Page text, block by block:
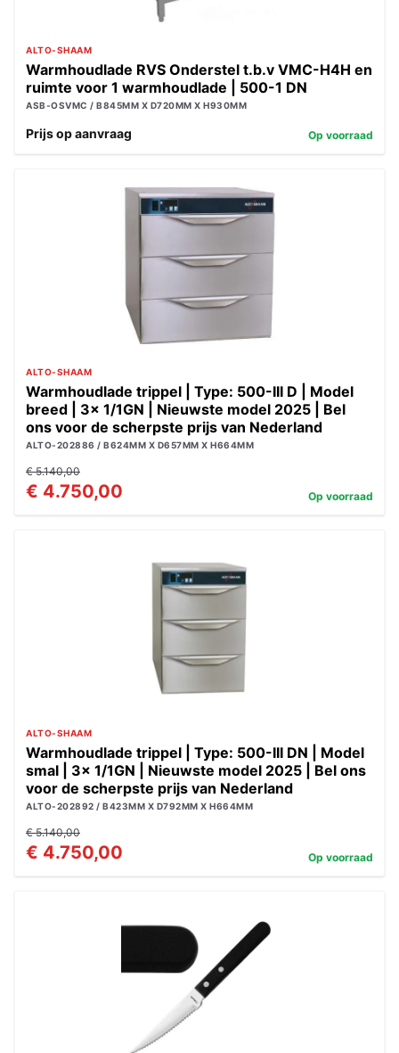
ALTO-SHAAM
Warmhoudlade RVS Onderstel t.b.v VMC-H4H en
ruimte voor 1 warmhoudlade | 500-1 DN
ASB-OSVMC / B845MM X D720MM X H930MM
Prijs op aanvraag Op voorraad
ALTO-SHAAM
Warmhoudlade trippel | Type: 500-III D | Model
breed | 3x 1/1GN | Nieuwste model 2025 | Bel
ons voor de scherpste prijs van Nederland
ALTO-202886 / B624MM X D657MM X H664MM
€ 5.140,00
€ 4.750,00 Op voorraad
ALTO-SHAAM
Warmhoudlade trippel | Type: 500-III DN | Model
smal | 3x 1/1GN | Nieuwste model 2025 | Bel ons
voor de scherpste prijs van Nederland
ALTO-202892 / B423MM X D792MM X H664MM
€ 5.140,00
€ 4.750,00 Op voorraad